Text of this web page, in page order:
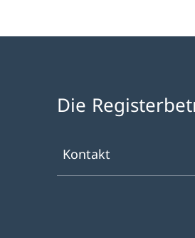
Die
Kontakt